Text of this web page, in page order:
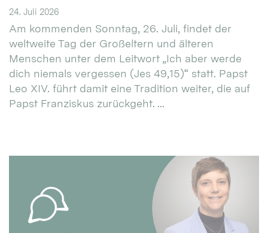
24. Juli 2026
Am kommenden Sonntag, 26. Juli, findet der
weltweite Tag der Großeltern und älteren
Menschen unter dem Leitwort „Ich aber werde
dich niemals vergessen (Jes 49,15)“ statt. Papst
Leo XIV. führt damit eine Tradition weiter, die auf
Papst Franziskus zurückgeht. ...